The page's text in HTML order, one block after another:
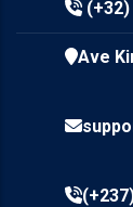
(+32)
Ave